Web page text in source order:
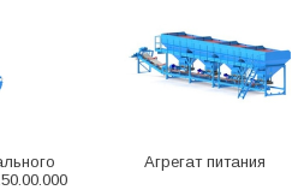
Агрегат питания